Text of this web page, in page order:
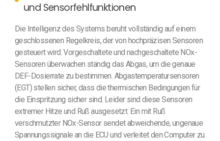
und Sensorfehlfunktionen
Die Intelligenz des Systems beruht vollständig auf einem
geschlossenen Regelkreis, der von hochpräzisen Sensoren
gesteuert wird. Vorgeschaltete und nachgeschaltete NOx-
Sensoren überwachen ständig das Abgas, um die genaue
DEF-Dosierrate zu bestimmen. Abgastemperatursensoren
(EGT) stellen sicher, dass die thermischen Bedingungen für
die Einspritzung sicher sind. Leider sind diese Sensoren
extremer Hitze und Ruß ausgesetzt. Ein mit Ruß
verschmutzter NOx-Sensor sendet abweichende, ungenaue
Spannungssignale an die ECU und verleitet den Computer zu